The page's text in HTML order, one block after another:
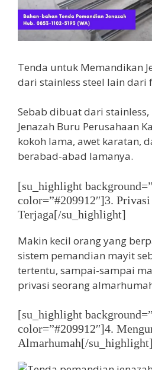
Tenda untuk Memandikan
dari stainless steel lain dari
Sebab dibuat dari
Jenazah Buru Perusahaan
kokoh lama, awet karatan,
berabad-abad lamanya.
[su_highlight
color=”#209912″]3.
Terjaga[/su_highlight]
Makin kecil orang yang
sistem pemandian mayit
tertentu, sampai-sampai
privasi seorang
[su_highlight
color=”#209912″]4.
Almarhumah[/su_highlight]